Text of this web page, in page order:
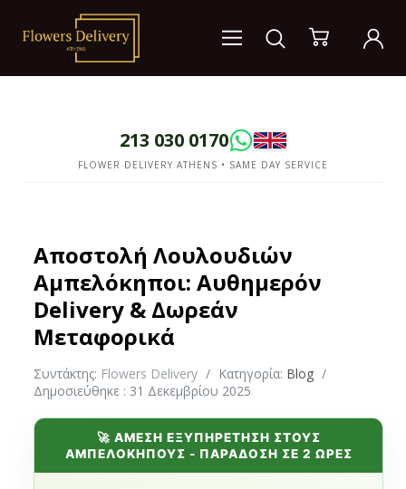
213 030 0170
FLOWER DELIVERY ATHENS • SAME DAY SERVICE
Αποστολή Λουλουδιών
Αμπελόκηποι: Αυθημερόν
Delivery & Δωρεάν
Μεταφορικά
Συντάκτης: Flowers Delivery Κατηγορία: Blog
Δημοσιεύθηκε : 31 Δεκεμβρίου 2025
🚀 ΑΜΕΣΗ ΕΞΥΠΗΡΕΤΗΣΗ ΣΤΟΥΣ
ΑΜΠΕΛΟΚΗΠΟΥΣ - ΠΑΡΑΔΟΣΗ ΣΕ 2 ΩΡΕΣ